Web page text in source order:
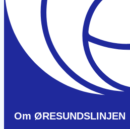
Om ØRESUNDSLINJEN